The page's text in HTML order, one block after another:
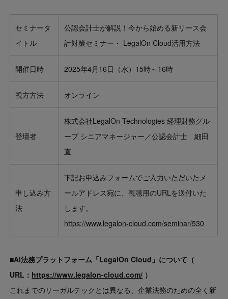
セミナータ
イトル
公認会計士が解説！今から始める新リース会
計対策セミナー・ LegalOn Cloud活用方法
開催日時 2025年4月16日（水）15時～16時
視方方法 オンライン
登壇者
株式会社LegalOn Technologies 経理財務グル
ープ シニアマネージャー／公認会計士 細田
直
申し込み方
法
下記お申込みフォームでご入力いただいたメ
ールアドレス宛に、視聴用のURLを送付いた
します。
https://www.legalon-cloud.com/seminar/530
■AI法務プラットフォーム「LegalOn Cloud」について（
URL： https://www.legalon-cloud.com/ ）
これまでのリーガルテックとは異なる、企業法務のための全く新